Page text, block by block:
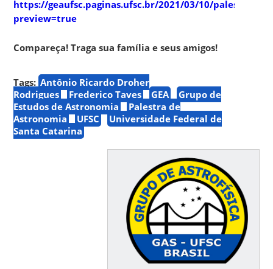
https://geaufsc.paginas.ufsc.br/2021/03/10/palestras/?
preview=true
Compareça! Traga sua família e seus amigos!
Tags: Antônio Ricardo Droher
Rodrigues
Frederico Taves GEA
Grupo de
Estudos de Astronomia
Palestra de
Astronomia
UFSC
Universidade Federal de
Santa Catarina